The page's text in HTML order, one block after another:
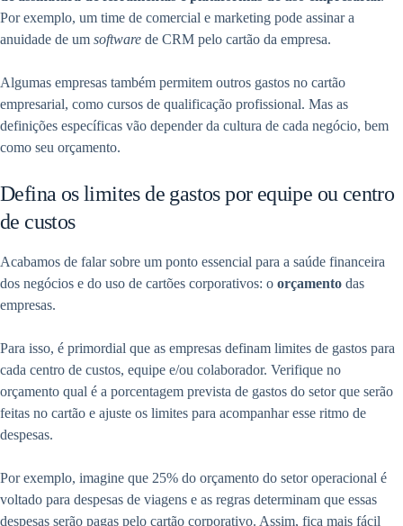
Por exemplo, um time de comercial e marketing pode assinar a
anuidade de um software de CRM pelo cartão da empresa.
Algumas empresas também permitem outros gastos no cartão
empresarial, como cursos de qualificação profissional. Mas as
definições específicas vão depender da cultura de cada negócio, bem
como seu orçamento.
Defina os limites de gastos por equipe ou centro
de custos
Acabamos de falar sobre um ponto essencial para a saúde financeira
dos negócios e do uso de cartões corporativos: o orçamento das
empresas.
Para isso, é primordial que as empresas definam limites de gastos para
cada centro de custos, equipe e/ou colaborador. Verifique no
orçamento qual é a porcentagem prevista de gastos do setor que serão
feitas no cartão e ajuste os limites para acompanhar esse ritmo de
despesas.
Por exemplo, imagine que 25% do orçamento do setor operacional é
voltado para despesas de viagens e as regras determinam que essas
despesas serão pagas pelo cartão corporativo. Assim, fica mais fácil